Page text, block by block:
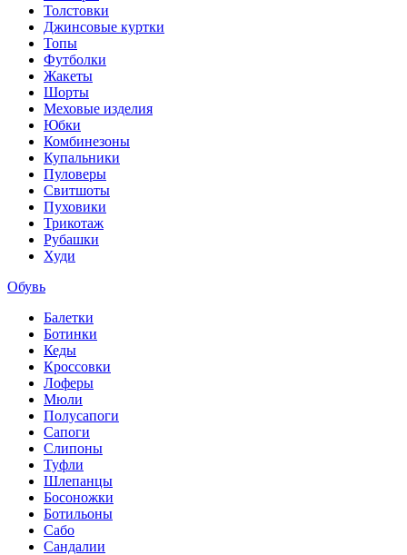
Толстовки
Джинсовые куртки
Топы
Футболки
Жакеты
Шорты
Меховые изделия
Юбки
Комбинезоны
Купальники
Пуловеры
Свитшоты
Пуховики
Трикотаж
Рубашки
Худи
Обувь
Балетки
Ботинки
Кеды
Кроссовки
Лоферы
Мюли
Полусапоги
Сапоги
Слипоны
Туфли
Шлепанцы
Босоножки
Ботильоны
Сабо
Сандалии